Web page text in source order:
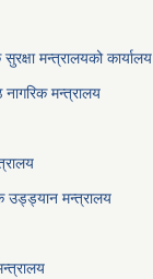
मन्त्रालयको कार्यालय
नागरिक मन्त्रालय
उड्ड्यान मन्त्रालय